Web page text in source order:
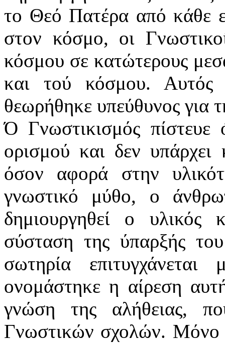
το Θεό Πατέρα από κάθε
στον κόσμο, οι
κόσμου σε κατώτερους
και τού κόσμου. Αυτός
θεωρήθηκε υπεύθυνος για
Ό Γνωστικισμός πίστευε
ορισμού και δεν υπάρχει
όσον αφορά στην
γνωστικό μύθο, ο
δημιουργηθεί ο
σύσταση της ύπαρξής
σωτηρία
ονομάστηκε η αίρεση
γνώση της αλήθειας,
Γνωστικών σχολών. Μόνο